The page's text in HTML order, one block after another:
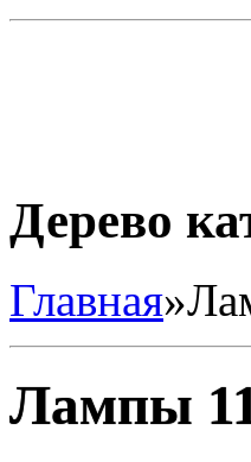
Дерево
Главная»
Лампы